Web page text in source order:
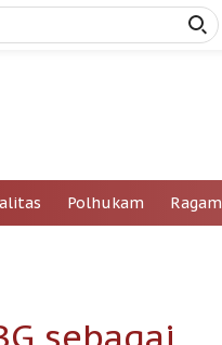
Polhukam Ragam